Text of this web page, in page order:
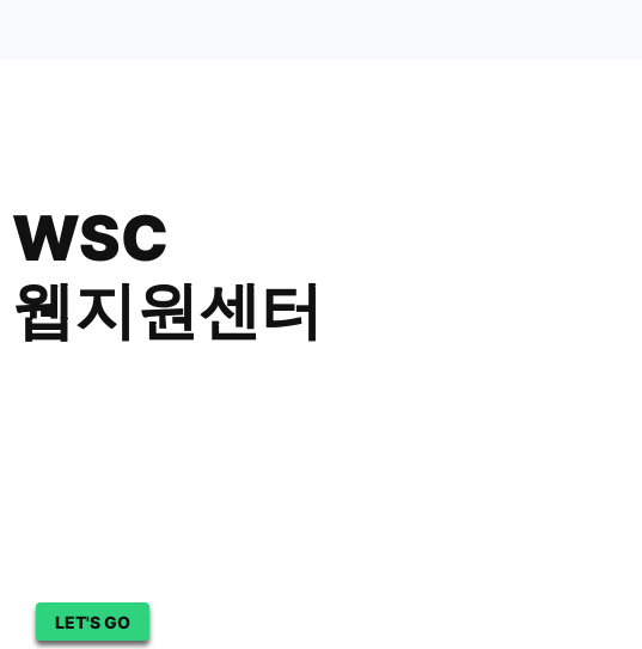
웹
지
원
WSC
웹지원센터
LET'S GO